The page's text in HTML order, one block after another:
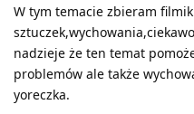
W tym temacie zbieram
nadzieje że ten temat
problemów ale także
yoreczka.